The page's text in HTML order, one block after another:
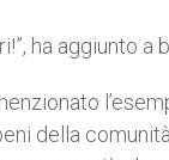
ha aggiunto a
della